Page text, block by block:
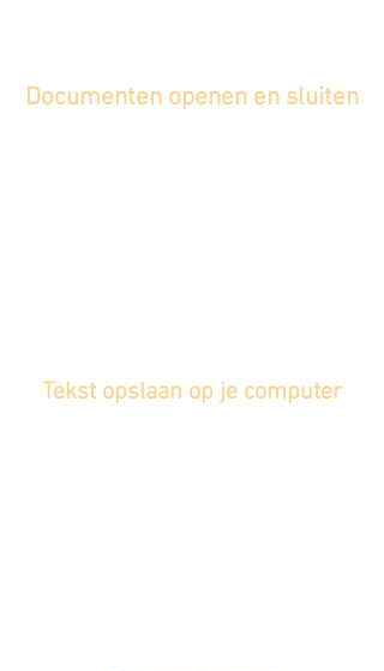
Documenten openen en sluiten
Tekst opslaan op je computer